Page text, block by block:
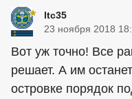
ltc35
23 ноября 2018
Вот уж точно! Все
решает. А им
островке порядок